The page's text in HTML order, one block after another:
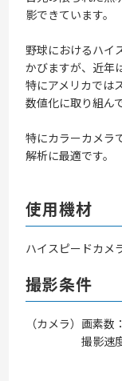
影できています。
野球におけるハイ
かびますが、近年
特にアメリカでは
数値化に取り組ん
特にカラーカメラ
解析に最適です。
使用機材
ハイスピードカ
撮影条件
（カメラ）画素
撮影速度：